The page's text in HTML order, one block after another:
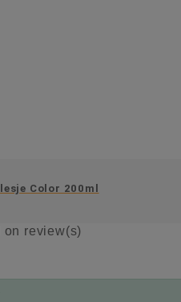
Color 200ml
on review(s)